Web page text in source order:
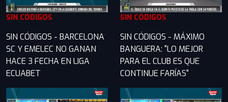
SIN CÓDIGOS
SIN CÓDIGOS - BARCELONA
SC Y EMELEC NO GANAN
HACE 3 FECHA EN LIGA
ECUABET
SIN CÓDIGOS
SIN CÓDIGOS - MÁXIMO
BANGUERA: "LO MEJOR
PARA EL CLUB ES QUE
CONTINUE FARÍAS"